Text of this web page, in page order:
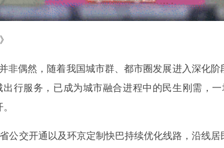
非偶然，随着我国城市群、都市圈发展进入深化
行服务，已成为城市融合进程中的民生刚需，一
公交开通以及环京定制快巴持续优化线路，沿线